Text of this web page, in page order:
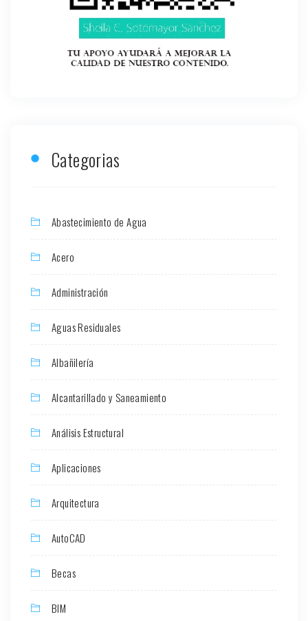
Categorias
Abastecimiento de Agua
Acero
Administración
Aguas Residuales
Albañilería
Alcantarillado y Saneamiento
Análisis Estructural
Aplicaciones
Arquitectura
AutoCAD
Becas
BIM